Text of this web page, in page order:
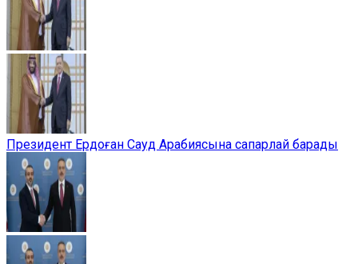
Президент Ердоған Сауд Арабиясына сапарлай барады